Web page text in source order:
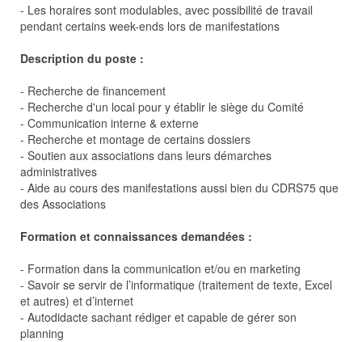
- Les horaires sont modulables, avec possibilité de travail
pendant certains week-ends lors de manifestations
Description du poste :
- Recherche de financement
- Recherche d'un local pour y établir le siège du Comité
- Communication interne & externe
- Recherche et montage de certains dossiers
- Soutien aux associations dans leurs démarches
administratives
- Aide au cours des manifestations aussi bien du CDRS75 que
des Associations
Formation et connaissances demandées :
- Formation dans la communication et/ou en marketing
- Savoir se servir de l’informatique (traitement de texte, Excel
et autres) et d’internet
- Autodidacte sachant rédiger et capable de gérer son
planning